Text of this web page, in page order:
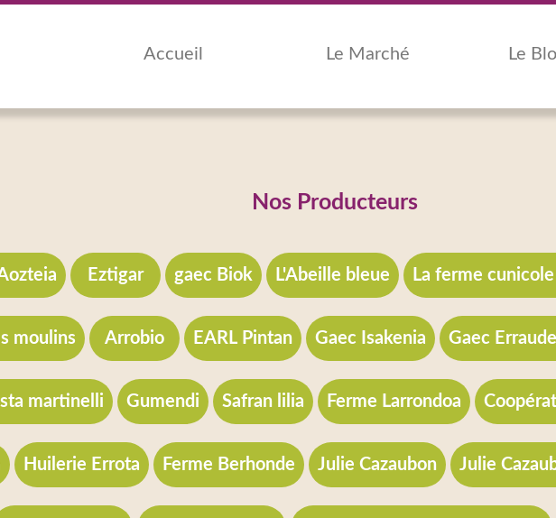
Accueil Le Marché Le
Nos Producteurs
Eztigar gaec Biok L'Abeille bleue La ferme
moulins Arrobio EARL Pintan Gaec Isakenia Gaec
martinelli Gumendi Safran lilia Ferme Larrondoa
Huilerie Errota Ferme Berhonde Julie Cazaubon Julie